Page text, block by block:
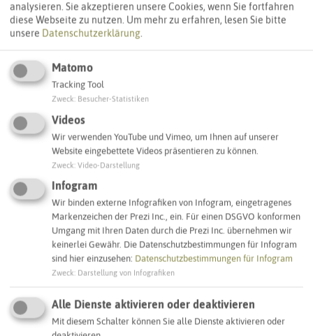
Adresse:
Notfall-Infopunkt Feuer- und Rettungswache Datteln
Industriestraße 8
45711 Datteln
Interaktive Karte
SCHLAGWORTE
So ordnen wir dieses Objekt ein
Notfall-Infopunkt
analysieren. Sie akzeptieren unsere Cookies, wenn Sie fortfahren
diese Webseite zu nutzen. Um mehr zu erfahren, lesen Sie bitte
unsere Datenschutzerklärung.
Matomo
Tracking Tool
Zweck Besucher-Statistiken
Videos
Wir verwenden YouTube und Vimeo, um Ihnen auf unserer
Website eingebettete Videos präsentieren zu können.
Zweck Video-Darstellung
Infogram
Wir binden externe Infografiken von Infogram, eingetragenes
Markenzeichen der Prezi Inc., ein. Für einen DSGVO konformen
Umgang mit Ihren Daten durch die Prezi Inc. übernehmen wir
keinerlei Gewähr. Die Datenschutzbestimmungen für Infogram
sind hier einzusehen: Datenschutzbestimmungen für Infogram
Zweck Darstellung von Infografiken
Alle Dienste aktivieren oder deaktivieren
Mit diesem Schalter können Sie alle Dienste aktivieren oder